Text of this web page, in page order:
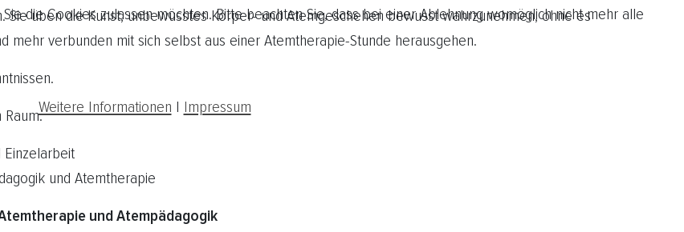
üben die Kunst, unbewusstes Körper- und Atemgeschehen bewusst wahrzunehmen, ohne es
mehr verbunden mit sich selbst aus einer Atemtherapie-Stunde herausgehen.
und Atemtherapie
und Atempädagogik
die Cookies zulassen möchten. Bitte beachten Sie, dass bei einer Ablehnung womöglich nicht mehr alle
Weitere Informationen | Impressum